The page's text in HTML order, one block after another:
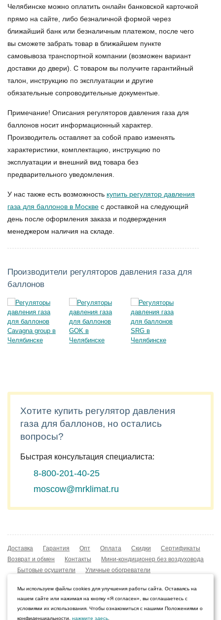
Челябинске можно оплатить онлайн банковской карточкой
прямо на сайте, либо безналичной формой через
ближайший банк или безналичным платежом, после чего
вы сможете забрать товар в ближайшем пункте
самовывоза транспортной компании (возможен вариант
доставки до двери). С товаром вы получите гарантийный
талон, инструкцию по эксплуатации и другие
обязательные сопроводительные документые.
Примечание! Описания регуляторов давления газа для
баллонов носит информационный характер.
Производитель оставляет за собой право изменять
характеристики, комплектацию, инструкцию по
эксплуатации и внешний вид товара без
предварительного уведомления.
У нас также есть возможность купить регулятор давления
газа для баллонов в Москве с доставкой на следующий
день после оформления заказа и подверждения
менеджером наличия на складе.
Производители регуляторов давления газа для
баллонов
Хотите купить регулятор давления
газа для баллонов, но остались
вопросы?
Быстрая консультация специалиста:
8-800-201-40-25
moscow@mrklimat.ru
Доставка Гарантия Опт Оплата Скидки
Сертификаты
Возврат и обмен
Контакты
Мини-кондиционер без воздуховода
Бытовые осушители
Уличные обогреватели
Охладители воздуха
Конвекторы NOBO
Мы используем файлы cookies для улучшения работы сайта. Оставаясь на
нашем сайте или нажимая на кнопку «Я согласен», вы соглашаетесь с
условиями их использования. Чтобы ознакомиться с нашими Положениями о
конфиденциальности, нажмите здесь